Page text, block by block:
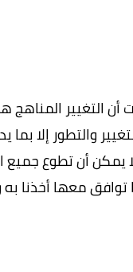
أن التغيير
والتطور إلا
أن تطوع جميع
معها أخذنا